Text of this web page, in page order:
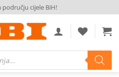
području cijele BiH!